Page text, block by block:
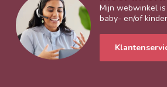
Mijn webwinkel
baby- en/of